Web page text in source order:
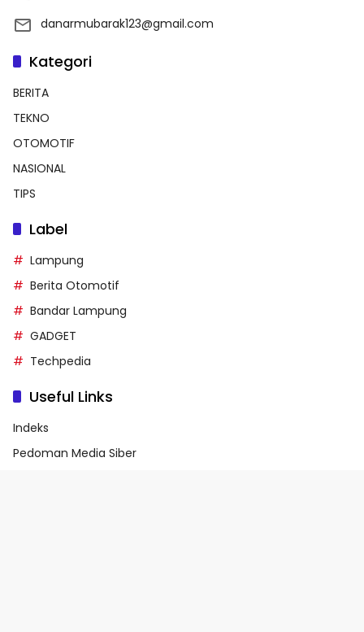
danarmubarak123@gmail.com
Kategori
BERITA
TEKNO
OTOMOTIF
NASIONAL
TIPS
Label
Lampung
Berita Otomotif
Bandar Lampung
GADGET
Techpedia
Useful Links
Indeks
Pedoman Media Siber